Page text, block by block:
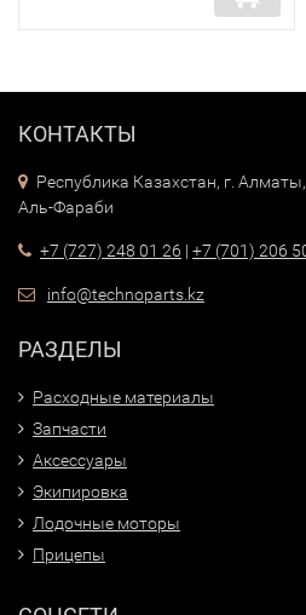
КОНТАКТЫ
Республика Казахстан, г.
Аль-Фараби
+7 (727) 248 01 26 | +7 (701) 206
info@technoparts.kz
РАЗДЕЛЫ
Расходные материалы
Запчасти
Аксессуары
Экипировка
Лодочные моторы
Прицепы